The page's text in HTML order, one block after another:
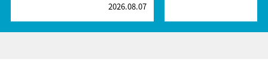
2026.08.07